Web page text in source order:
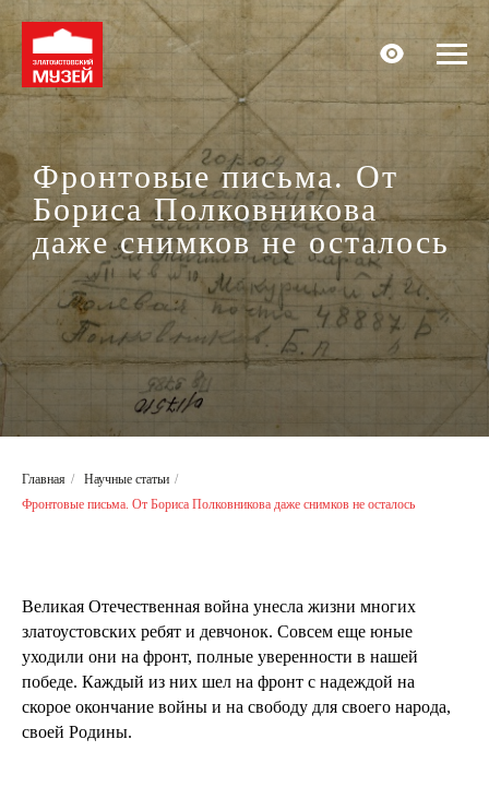
Фронтовые письма. От
Бориса Полковникова
даже снимков не осталось
Главная / Научные статьи /
Фронтовые письма. От Бориса Полковникова даже снимков не осталось
Великая Отечественная война унесла жизни многих
златоустовских ребят и девчонок. Совсем еще юные
уходили они на фронт, полные уверенности в нашей
победе. Каждый из них шел на фронт с надеждой на
скорое окончание войны и на свободу для своего народа,
своей Родины.